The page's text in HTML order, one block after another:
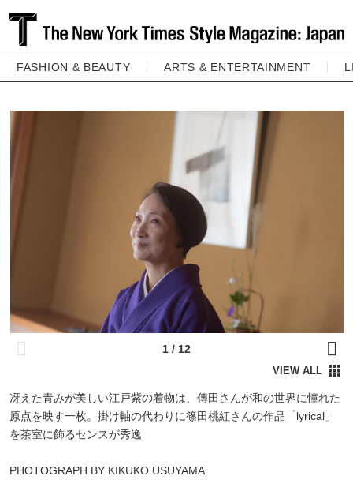
FASHION & BEAUTY ARTS & ENTERTAINMENT
冴えた青みが美しい江戸紫の着物は、傳田さんが和の世界に憧れた
原点を映す一枚。掛け軸の代わりに篠田桃紅さんの作品「lyrical」
を茶室に飾るセンスが秀逸
PHOTOGRAPH BY KIKUKO USUYAMA